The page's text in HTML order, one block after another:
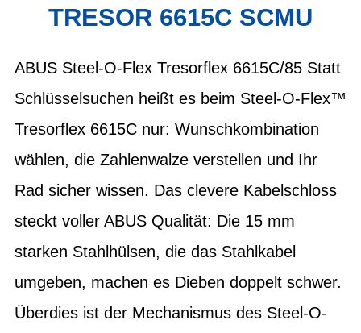
TRESOR 6615C SCMU
ABUS Steel-O-Flex Tresorflex 6615C/85 Statt
Schlüsselsuchen heißt es beim Steel-O-Flex™
Tresorflex 6615C nur: Wunschkombination
wählen, die Zahlenwalze verstellen und Ihr
Rad sicher wissen. Das clevere Kabelschloss
steckt voller ABUS Qualität: Die 15 mm
starken Stahlhülsen, die das Stahlkabel
umgeben, machen es Dieben doppelt schwer.
Überdies ist der Mechanismus des Steel-O-